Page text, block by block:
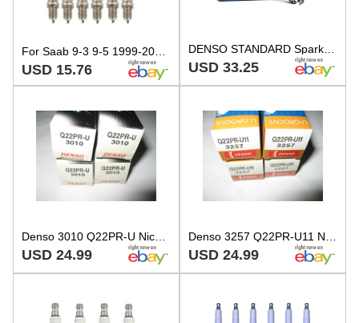
For Saab 9-3 9-5 1999-2005 Set Of 6 Spark Plugs Denso Regular Resistor Q22PR U11
USD 15.76 USD 33.25
Denso 3010 Q22PR-U Nickel U-Groove Spark Plug, New Old Stock, Pack of 4
USD 24.99 USD 24.99